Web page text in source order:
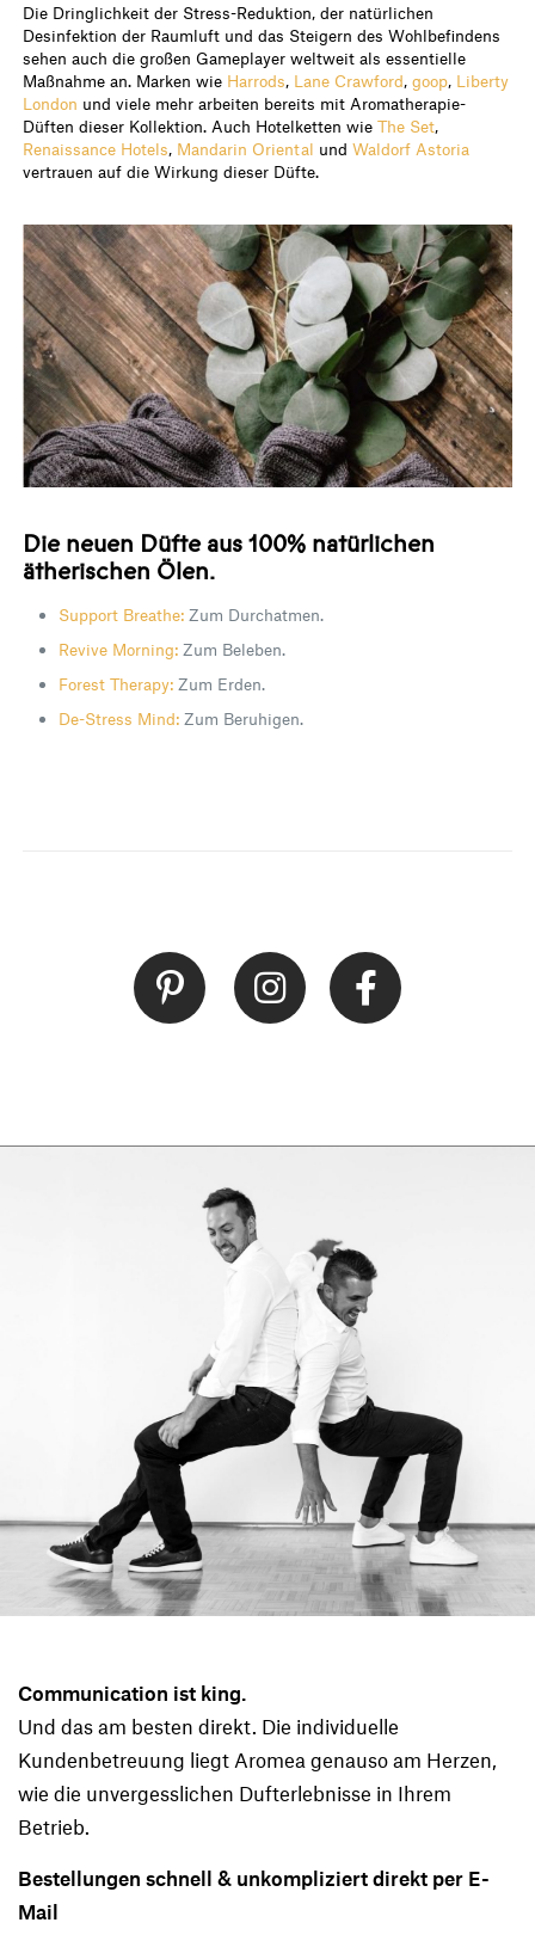
Die Dringlichkeit der Stress-Reduktion, der natürlichen
Desinfektion der Raumluft und das Steigern des Wohlbefindens
sehen auch die großen Gameplayer weltweit als essentielle
Maßnahme an. Marken wie Harrods, Lane Crawford,goop, Liberty
London und viele mehr arbeiten bereits mit Aromatherapie-
Düften dieser Kollektion. Auch Hotelketten wieThe Set,
Renaissance Hotels, Mandarin Oriental undWaldorf Astoria
vertrauen auf die Wirkung dieser Düfte.
Die neuen Düfte aus 100% natürlichen
ätherischen Ölen.
Support Breathe: Zum Durchatmen.
Revive Morning: Zum Beleben.
Forest Therapy: Zum Erden.
De-Stress Mind: Zum Beruhigen.
Communication ist king.
Und das am besten direkt. Die individuelle
Kundenbetreuung liegt Aromea genauso am Herzen,
wie die unvergesslichen Dufterlebnisse in Ihrem
Betrieb.
Bestellungen schnell & unkompliziert direkt per E-
Mail